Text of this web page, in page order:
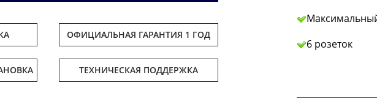
ОФИЦИАЛЬНАЯ ГАРАНТИЯ 1 ГОД
ТЕХНИЧЕСКАЯ ПОДДЕРЖКА
6 розеток